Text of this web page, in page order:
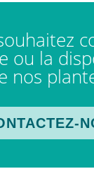
ou la
nos